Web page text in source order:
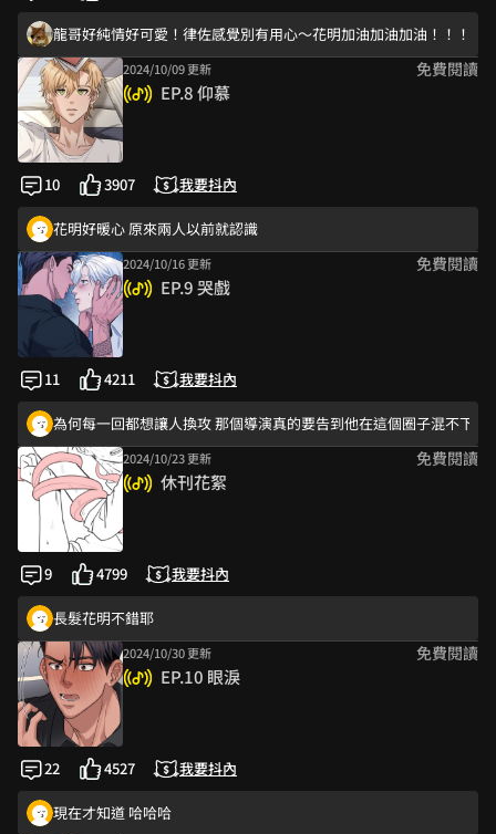
這個進度好快啊～
你追我跑好可愛！意外的花明力氣很大！炸毛貓貓好可愛～
终于亲了
龍哥好純情好可愛！律佐感覺別有用心～花明加油加油加油！！！！
吼有危機感了 律佐太有眼福了嗚嗚嗚
曉岳看似強勢，其實溫柔 律左看似溫柔，其實強勢 反差感太棒了
律佐感覺是白切黑的腹黑
這就是反差萌，哈哈！！
龍哥好純情好可愛！律佐感覺別有用心～花明加油加油加油！！！！
2024/10/09 更新 免費閱讀
EP.8 仰慕
10 3907 我要抖內
花明好暖心 原來兩人以前就認識
太有趣了～
律佐有回憶buff 加成ㄟ根本贏在起跑點😍（但親親輸給龍哥哈哈哈哈
律佐很會找到機會吃花明豆腐！這點龍哥請加油（？）
好想知道是哪個導演罵的這麼兇....
花明好暖心 原來兩人以前就認識
2024/10/16 更新 免費閱讀
EP.9 哭戲
11 4211 我要抖內
為何每一回都想讓人換攻 那個導演真的要告到他在這個圈子混不下去
告他!!一定要告他的吧!!王八導演
好喜歡這部啊啊啊
親額頭的時候.. 真不戳😍
兩人都好讚 但我喜歡重逢後的溫柔腹黑攻（太多了
為何每一回都想讓人換攻 那個導演真的要告到他在這個圈子混不下去
2024/10/23 更新 免費閱讀
休刊花絮
9 4799 我要抖內
長髮花明不錯耶
感謝龍哥大奶有保留（？）而且我好喜歡律佐會面無表情講最狠的
直接報警太可愛了🤣🤣🤣❤️‍🔥 天啊好愛觸手…謝謝老師賞賜美味的糧
天啊啊啊🙏 感謝老師畫出我想看的律佐大狗勾後續😍😍😍😍有夠可
2024/10/30 更新 免費閱讀
EP.10 眼淚
22 4527 我要抖內
現在才知道 哈哈哈